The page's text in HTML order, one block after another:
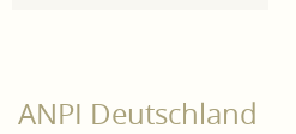
ANPI Deutschland